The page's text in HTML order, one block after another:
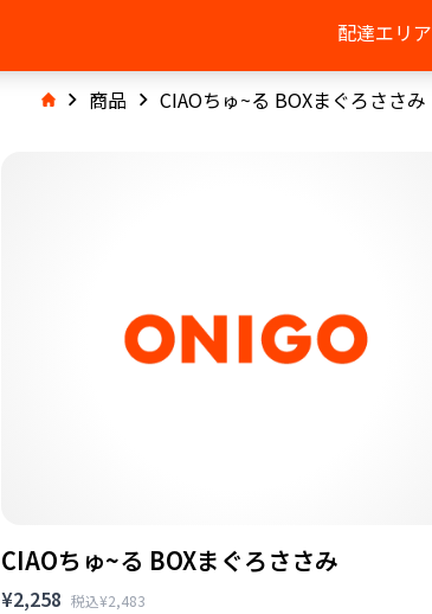
配達エリア
商品 CIAOちゅ~る BOXまぐろささみ
CIAOちゅ~る BOXまぐろささみ
¥2,258 税込¥2,483